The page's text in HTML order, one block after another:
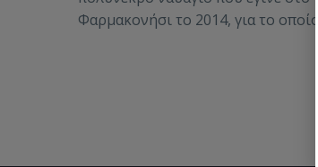
Φαρμακονήσι το 2014, για το οποίο